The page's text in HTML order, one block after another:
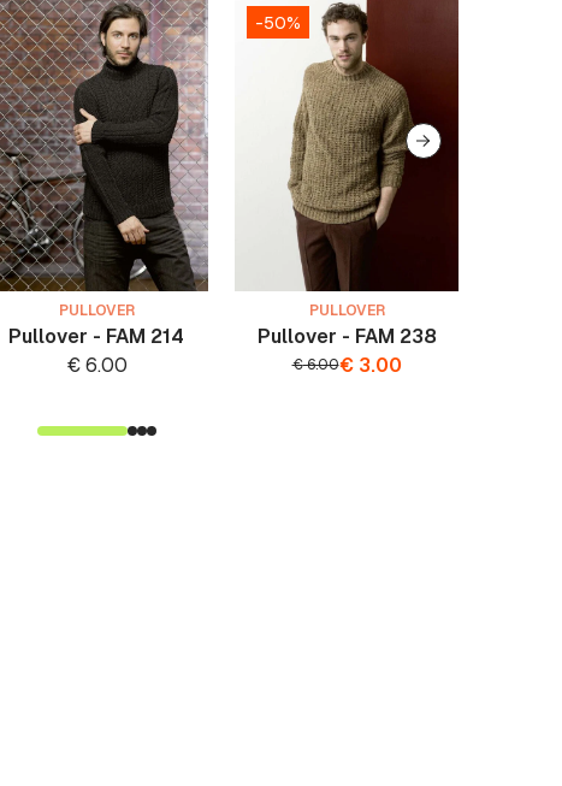
PULLOVER
Pullover - FAM 214
€6.00
-50%
PULLOVER
Pullover - FAM 238
€6.00€3.00